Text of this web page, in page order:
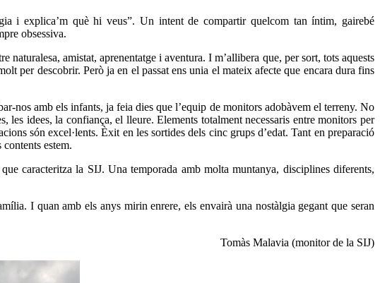
i explica’m què hi veus”. Un intent de compartir quelcom tan íntim, gairebé
obsessiva.
amistat, aprenentatge i aventura. I m’allibera que, per sort, tots aquests
per descobrir. Però ja en el passat ens unia el mateix afecte que encara dura fins
nos amb els infants, ja feia dies que l’equip de monitors adobàvem el terreny. No
les idees, la confiança, el lleure. Elements totalment necessaris entre monitors per
són excel·lents. Èxit en les sortides dels cinc grups d’edat. Tant en preparació
estem.
caracteritza la SIJ. Una temporada amb molta muntanya, disciplines diferents,
I quan amb els anys mirin enrere, els envairà una nostàlgia gegant que seran
Tomàs Malavia (monitor de la SIJ)